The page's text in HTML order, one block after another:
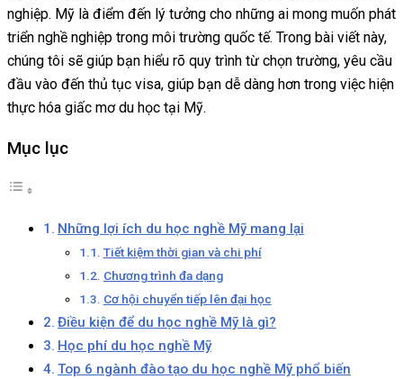
nghiệp. Mỹ là điểm đến lý tưởng cho những ai mong muốn phát
triển nghề nghiệp trong môi trường quốc tế. Trong bài viết này,
chúng tôi sẽ giúp bạn hiểu rõ quy trình từ chọn trường, yêu cầu
đầu vào đến thủ tục visa, giúp bạn dễ dàng hơn trong việc hiện
thực hóa giấc mơ du học tại Mỹ.
Mục lục
Những lợi ích du học nghề Mỹ mang lại
Tiết kiệm thời gian và chi phí
Chương trình đa dạng
Cơ hội chuyển tiếp lên đại học
Điều kiện để du học nghề Mỹ là gì?
Học phí du học nghề Mỹ
Top 6 ngành đào tạo du học nghề Mỹ phổ biến